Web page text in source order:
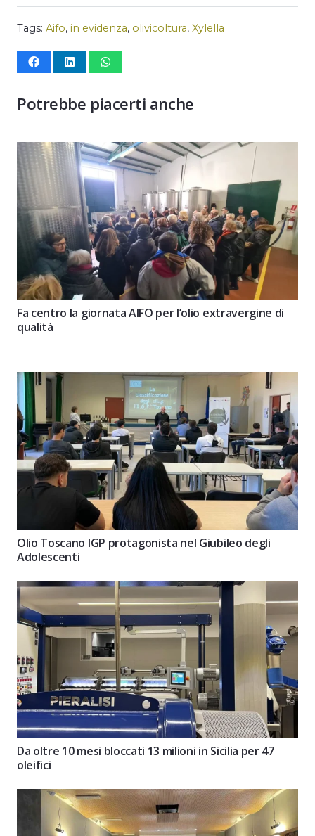
Tags: Aifo, in evidenza, olivicoltura, Xylella
Potrebbe piacerti anche
Fa centro la giornata AIFO per l’olio extravergine di
qualità
Olio Toscano IGP protagonista nel Giubileo degli
Adolescenti
Da oltre 10 mesi bloccati 13 milioni in Sicilia per 47
oleifici